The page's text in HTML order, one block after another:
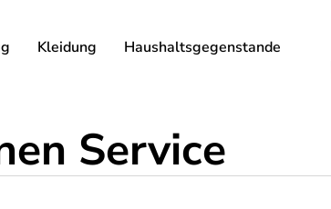
Kleidung
Haushaltsgegenstande
Service